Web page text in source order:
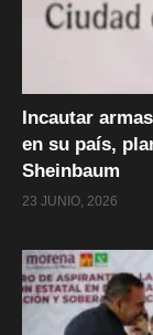
Incautar
en su país,
Sheinbaum
23 JUNIO, 2026